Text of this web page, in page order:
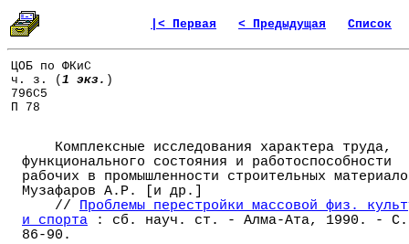
|< Первая < Предыдущая Список
ЦОБ по ФКиС
ч. з. ( 1 экз. )
796С5
П 78
Комплексные исследования характера труда,
функционального состояния и работоспособности
рабочих в промышленности строительных
Музафаров А.Р. [и др.]
// Проблемы перестройки массовой физ.
и спорта : сб. науч. ст. - Алма-Ата, 1990. - С.
86-90.